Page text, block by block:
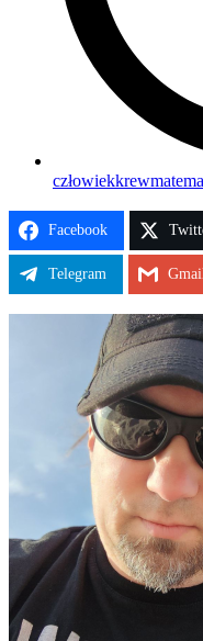
człowiekkrew
Facebook
Telegram